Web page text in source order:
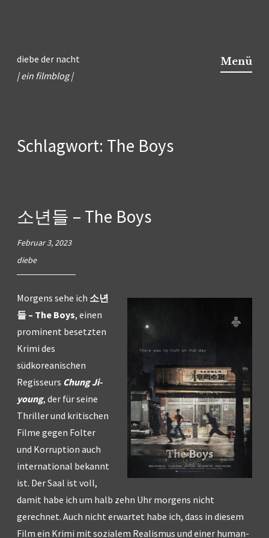
Inhalt
springen
diebe der nacht
| ein filmblog |
Menü
Schlagwort: The Boys
소년들 – The Boys
Februar 3, 2023
diebe
Morgens sehe ich 소년
들 – The Boys, einen
prominent besetzten
Krimi des
südkoreanischen
Regisseurs Chung Ji-
young, der für seine
Thriller und kritischen
Filme gegen Folter
und Korruption auch
international bekannt
ist. Der Saal ist voll,
damit habe ich um halb zehn Uhr morgens nicht
gerechnet. Auch nicht erwartet habe ich, dass in diesem
Film ein Krimi mit sozialem Realismus und einer human-